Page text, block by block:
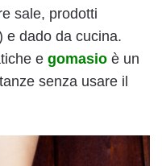
sale, prodotti
e dado da cucina.
e gomasio è un
senza usare il